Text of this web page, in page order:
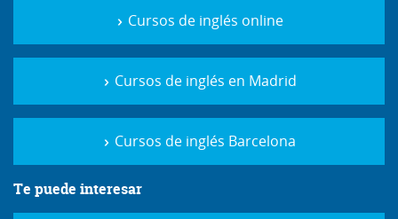
Cursos de inglés online
Cursos de inglés en Madrid
Cursos de inglés Barcelona
Te puede interesar